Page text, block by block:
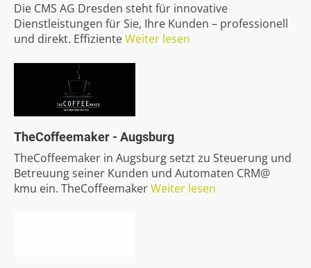
Die CMS AG Dresden steht für innovative
Dienstleistungen für Sie, Ihre Kunden – professionell
und direkt. EffizienteWeiter lesen
TheCoffeemaker - Augsburg
TheCoffeemaker in Augsburg setzt zu Steuerung und
Betreuung seiner Kunden und Automaten CRM@
kmu ein. TheCoffeemakerWeiter lesen